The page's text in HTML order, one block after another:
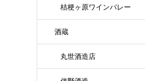
桔梗ヶ原ワインバレー
酒蔵
丸世酒造店